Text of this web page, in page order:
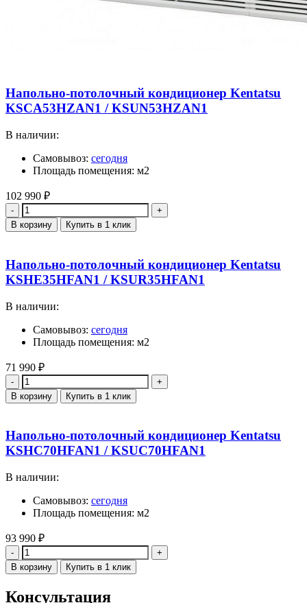
Напольно-потолочный кондиционер Kentatsu
KSCA53HZAN1 / KSUN53HZAN1
В наличии:
Самовывоз: сегодня
Площадь помещения: м2
102 990 ₽
Количество
В корзину Купить в 1 клик
Напольно-потолочный кондиционер Kentatsu
KSHE35HFAN1 / KSUR35HFAN1
В наличии:
Самовывоз: сегодня
Площадь помещения: м2
71 990 ₽
Количество
В корзину Купить в 1 клик
Напольно-потолочный кондиционер Kentatsu
KSHC70HFAN1 / KSUC70HFAN1
В наличии:
Самовывоз: сегодня
Площадь помещения: м2
93 990 ₽
Количество
В корзину Купить в 1 клик
Консультация